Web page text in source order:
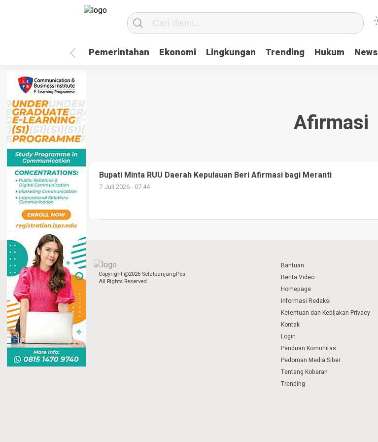
Pemerintahan Ekonomi Lingkungan Trending Hukum News
Afirmasi
Bupati Minta RUU Daerah Kepulauan Beri Afirmasi bagi Meranti
7 Juli 2026 - 07:44
Copyright @2026 SelatpanjangPos
All Rights Reserved
Bantuan
Berita Video
Homepage
Informasi Redaksi
Ketentuan dan Kebijakan Privacy
Kontak
Login
Panduan Komunitas
Pedoman Media Siber
Tentang Kobaran
Trending